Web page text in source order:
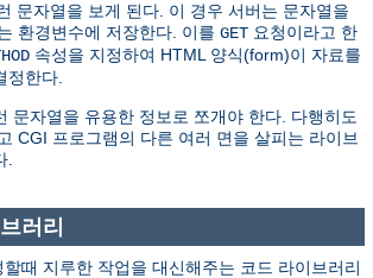
문자열을 보게 된다. 이 경우 서버는 문자열을
환경변수에 저장한다. 이를 GET 요청이라고 한
속성을 지정하여 HTML 양식(form)이 자료를
정한다.
문자열을 유용한 정보로 쪼개야 한다. 다행히도
CGI 프로그램의 다른 여러 면을 살피는 라이브
.
러리
때 지루한 작업을 대신해주는 코드 라이브러리